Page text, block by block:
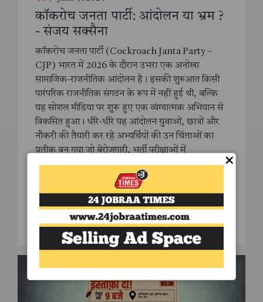
कॉकरोच जनता पार्टी: आंदोलन या भ्रम ?
- संजय सक्सैना
कॉकरोच जनता पार्टी (Cockroach Janta Party –
CJP) भारत में 2026 के दौरान उभरा एक अनोखा
सामाजिक-राजनीतिक आंदोलन है। इसकी शुरुआत किसी
पारंपरिक राजनीतिक संगठन के रूप में नहीं हुई थी, बल्कि
यह सोशल मीडिया पर शुरू हुए एक व्यंग्यात्मक अभियान से
विकसित हुआ। धीरे-धीरे यह आंदोलन युवाओं, छात्रों और
नौकरी की तैयारी कर रहे अभ्यर्थियों की उन चिंताओं का
प्रतीक बन गया जो बेरोज़गारी, भर्ती परीक्षाओं में
अनियमितताओं, भर्ती प्रक्रियाओं में देरी और राजनीतिक
उपेक्षा से जुड़ी थीं। विभिन्न मीडिया रिपोर्टों के अनुसार, यह
आंदोलन मुख्य रूप से उन युवाओं की आवाज़ के रूप में
सामने आया जो महसूस करते हैं कि उनकी समस्याओं को
पर्याप्त महत्व नहीं दिया जा रहा है।
×